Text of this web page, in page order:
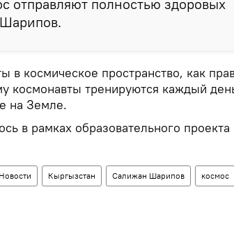
отправляют полностью здоровых
в космическое пространство, как
космонавты тренируются каждый
на Земле.
в рамках образовательного проекта
Новости Кыргызстан Салижан Шарипов космос